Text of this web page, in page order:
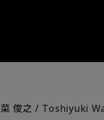
俊之 / Toshiyuki